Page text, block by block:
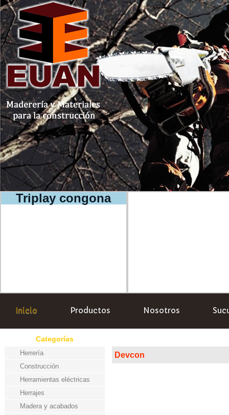
Triplay congona
Inicio Productos Nosotros
Categorías
Herrería
Construcción
Herramientas eléctricas
Herrajes
Madera y acabados
Devcon